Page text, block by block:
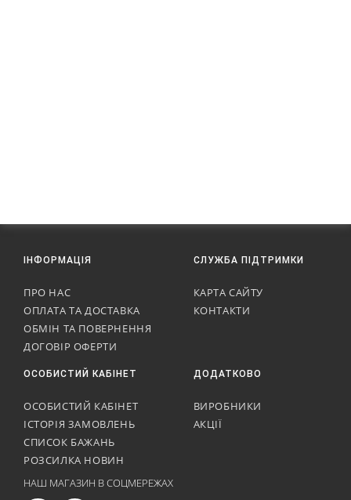
ІНФОРМАЦІЯ
ПРО НАС
ОПЛАТА ТА ДОСТАВКА
ОБМІН ТА ПОВЕРНЕННЯ
ДОГОВІР ОФЕРТИ
СЛУЖБА ПІДТРИМКИ
КАРТА САЙТУ
КОНТАКТИ
ОСОБИСТИЙ КАБІНЕТ
ОСОБИСТИЙ КАБІНЕТ
ІСТОРІЯ ЗАМОВЛЕНЬ
СПИСОК БАЖАНЬ
РОЗСИЛКА НОВИН
ДОДАТКОВО
ВИРОБНИКИ
АКЦІЇ
НАШ МАГАЗИН В СОЦМЕРЕЖАХ